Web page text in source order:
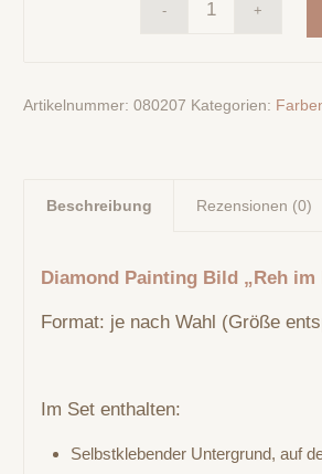
Artikelnummer: 080207 Kategorien:
Beschreibung Rezensionen (0)
Diamond Painting Bild „Reh im
Format: je nach Wahl (Größe
Im Set enthalten:
Selbstklebender Untergrund, auf